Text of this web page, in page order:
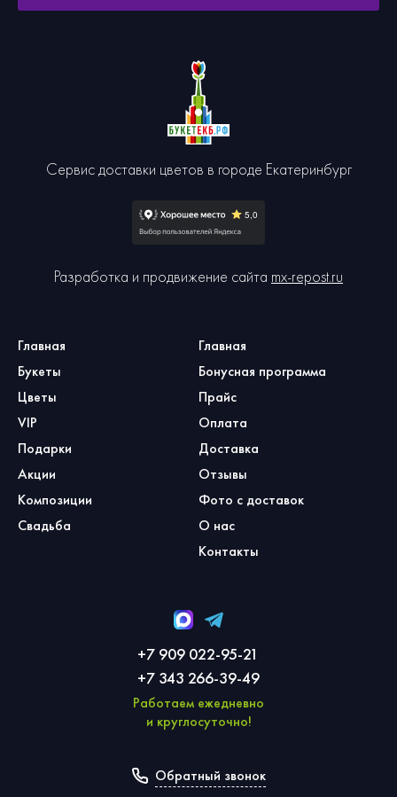
Главная
Букеты
Цветы
VIP
Подарки
Акции
Композиции
Свадьба
Главная
Бонусная программа
Прайс
Оплата
Доставка
Отзывы
Фото с доставок
О нас
Контакты
Сервис доставки цветов в городе Екатеринбург
Разработка и продвижение сайта mx-repost.ru
+7 909 022-95-21
+7 343 266-39-49
Работаем ежедневно
и круглосуточно!
Обратный звонок